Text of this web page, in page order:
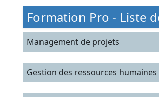
Formation Pro - Liste
Management de projets
Gestion des ressources humaines